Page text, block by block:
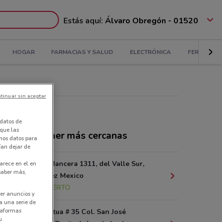
Estás aquí: Álvaro Obregón - 01520
HOGAR FARMACIAS Y SALUD ELECTRÓNICA
La Comer más cercanas
C. Gabriel Mancera 1311, del Valle Sur,
Benito Juarez Mexico
ABIERTO
Calle Perpetua # 35 Col. San José
de
las
datos para
dejar de
en el en
más,
anuncios y
una serie de
sin aceptar